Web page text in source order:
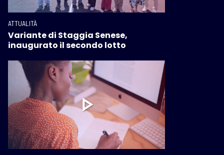
ATTUALITÀ
Variante di Staggia Senese,
inaugurato il secondo lotto